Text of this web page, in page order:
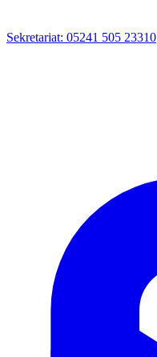
Sekretariat: 05241 505 23310